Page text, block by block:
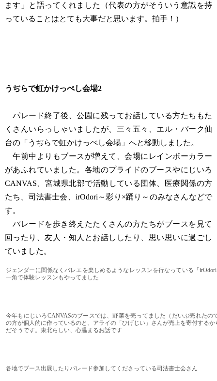
ます」と語ってくれました（代表の方がそういう意識を持
っていることはとても大事だと思います。拍手！）
うぢらで虹かけっぺし会場2
パレード終了後、公園に残ってお話している方たちもた
くさんいらっしゃいましたが、三々五々、エル・パーク仙
台の「うぢらで虹かけっぺし会場」へと移動しました。
午前中よりもブースが増えて、会場にレインボーカラー
があふれていました。各地のプライドのブースやにじいろ
CANVAS、宮城県北部で活動している団体、医療関係の方
たち、司法書士会、irOdori～彩り×踊り～のみなさんなどで
す。
パレードを歩き終えたたくさんの方たちがブースを見て
回ったり、友人・知人とお話ししたり、思い思いに過ごし
ていました。
ジェンダーに関係なくバレエを楽しめるようなレッスンを行なっている「
一角で体験レッスンもやってました
今年もにじいろCANVASのブースでは、野菜を売ってました（だいぶ売れたの
の方が個人的に作っているのと、アライの「ひげじい」さんが売上を寄付する
だそうです。東北らしい、心温まるお話です
各地でブース出展したりパレード参加してくださっている司法書士会さん